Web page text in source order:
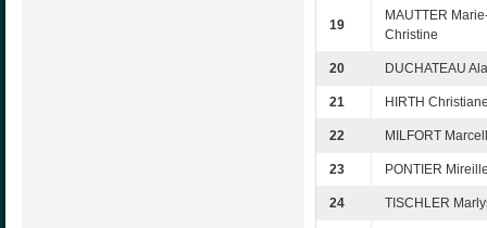
19
MAUTTER
Christine
20 DUCHATEAU
21 HIRTH
22 MILFORT
23 PONTIER
24 TISCHLER